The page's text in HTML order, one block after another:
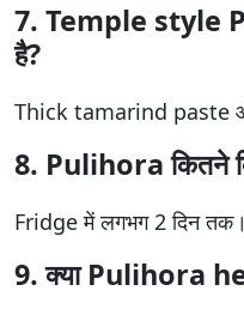
7. Temple style
है?
Thick tamarind
8. Pulihora कितने
Fridge में लगभग 2 दिन तक।
9. क्या Pulihora